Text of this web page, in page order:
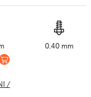
0.40 mm
/